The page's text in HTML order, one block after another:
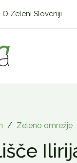
O Zeleni Sloveniji
/ Zeleno omrežje